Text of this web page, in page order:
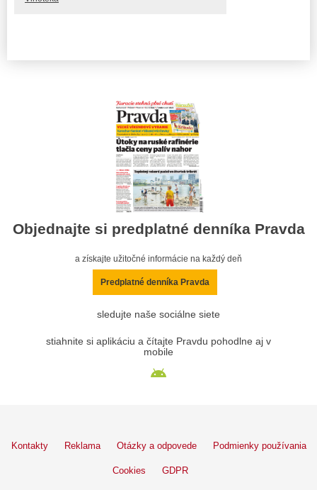
Objednajte si predplatné denníka Pravda
a získajte užitočné informácie na každý deň
Predplatné denníka Pravda
sledujte naše sociálne siete
stiahnite si aplikáciu a čítajte Pravdu pohodlne aj v
mobile
Kontakty Reklama Otázky a odpovede Podmienky používania
Cookies GDPR